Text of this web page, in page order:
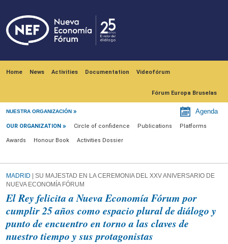
Home News Activities Documentation Videofórum
Fórum Europa Bruselas
NUESTRA ORGANIZACIÓN Agenda
Our Organization
OUR ORGANIZATION Circle of confidence Publications Platforms
Awards Honour Book Activities Dossier
MADRID | SU MAJESTAD EN LA CEREMONIA DEL XXV ANIVERSARIO DE
NUEVA ECONOMÍA FÓRUM
El Rey felicita a Nueva Economía Fórum por
cumplir 25 años como espacio plural de diálogo y
punto de encuentro en torno a las claves de
nuestro tiempo y sus protagonistas